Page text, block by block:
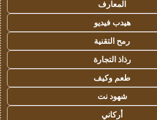
المعارف
هيدب فيديو
رمح التقنية
رذاذ التجارة
طعم وكيف
شهود نت
أركاني